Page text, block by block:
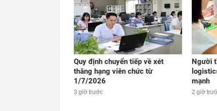
Quy định chuyển tiếp về xét
thăng hạng viên chức từ
1/7/2026
3 giờ trước
Người
mạnh
2 giờ